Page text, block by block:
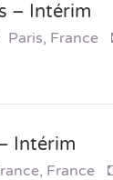
– Intérim
Paris, France
Intérim
France